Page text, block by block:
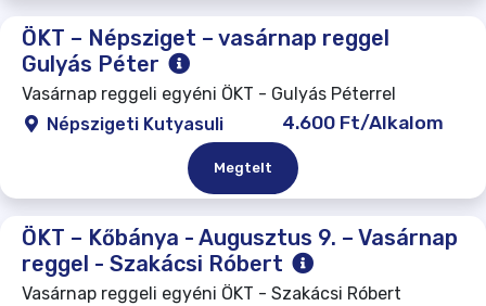
ÖKT – Népsziget – vasárnap reggel
Gulyás Péter
Vasárnap reggeli egyéni ÖKT - Gulyás Péterrel
Népszigeti Kutyasuli
4.600 Ft/Alkalom
Megtelt
ÖKT – Kőbánya - Augusztus 9. – Vasárnap
reggel - Szakácsi Róbert
Vasárnap reggeli egyéni ÖKT - Szakácsi Róbert